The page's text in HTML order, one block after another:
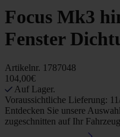
Focus Mk3
Fenster
Artikelnr. 1787048
104,00€
Auf Lager.
Voraussichtliche Lieferung:
Entdecken Sie unsere
zugeschnitten auf Ihr